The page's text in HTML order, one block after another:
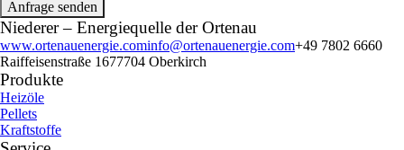
Niederer – Energiequelle der Ortenau
www.ortenauenergie.cominfo@ortenauenergie.com+49 7802 6660
Raiffeisenstraße 1677704 Oberkirch
Produkte
Heizöle
Pellets
Kraftstoffe